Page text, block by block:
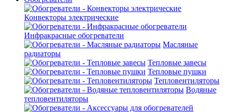
Конвекторы электрические
Инфракрасные обогреватели
Масляные
радиаторы
Тепловые завесы
Тепловые пушки
Тепловентиляторы
Водяные
тепловентиляторы